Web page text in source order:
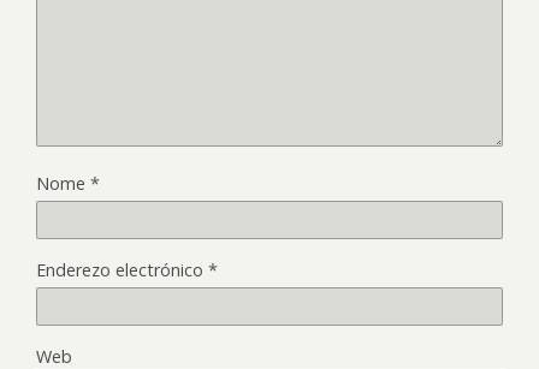
Nome *
Enderezo electrónico *
Web